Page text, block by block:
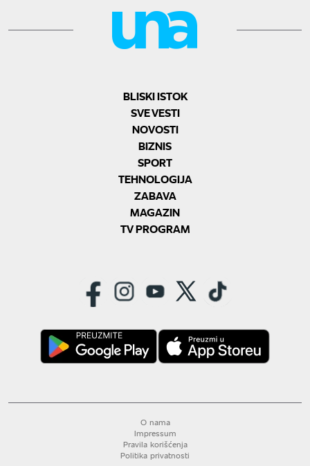
BLISKI ISTOK
SVE VESTI
NOVOSTI
BIZNIS
SPORT
TEHNOLOGIJA
ZABAVA
MAGAZIN
TV PROGRAM
O nama
Impressum
Pravila korišćenja
Politika privatnosti